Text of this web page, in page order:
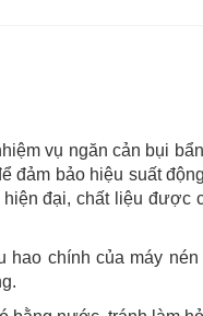
vụ ngăn cản bụi
đảm bảo hiệu suất
đại, chất liệu được
hao chính của máy